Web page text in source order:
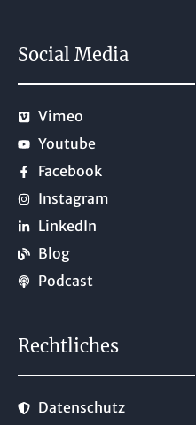
Social Media
Vimeo
Youtube
Facebook
Instagram
LinkedIn
Blog
Podcast
Rechtliches
Datenschutz